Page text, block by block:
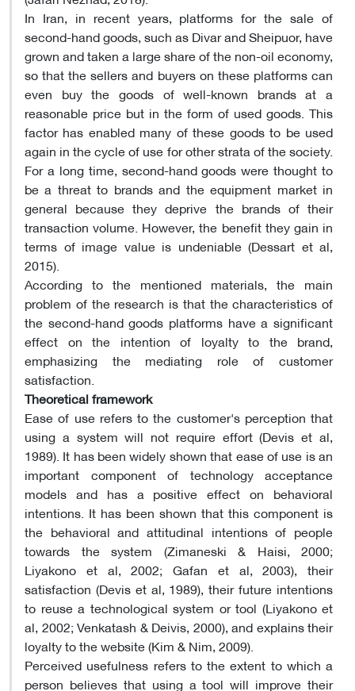
In Iran, in recent years, platforms for the sale of
second-hand goods, such as Divar and Sheipuor, have
grown and taken a large share of the non-oil economy,
so that the sellers and buyers on these platforms can
even buy the goods of well-known brands at a
reasonable price but in the form of used goods. This
factor has enabled many of these goods to be used
again in the cycle of use for other strata of the society.
For a long time, second-hand goods were thought to
be a threat to brands and the equipment market in
general because they deprive the brands of their
transaction volume. However, the benefit they gain in
terms of image value is undeniable (Dessart et al,
2015).
According to the mentioned materials, the main
problem of the research is that the characteristics of
the second-hand goods platforms have a significant
effect on the intention of loyalty to the brand,
emphasizing the mediating role of customer
satisfaction.
Theoretical framework
Ease of use refers to the customer's perception that
using a system will not require effort (Devis et al,
1989). It has been widely shown that ease of use is an
important component of technology acceptance
models and has a positive effect on behavioral
intentions. It has been shown that this component is
the behavioral and attitudinal intentions of people
towards the system (Zimaneski & Haisi, 2000;
Liyakono et al, 2002; Gafan et al, 2003), their
satisfaction (Devis et al, 1989), their future intentions
to reuse a technological system or tool (Liyakono et
al, 2002; Venkatash & Deivis, 2000), and explains their
loyalty to the website (Kim & Nim, 2009).
Perceived usefulness refers to the extent to which a
person believes that using a tool will improve their